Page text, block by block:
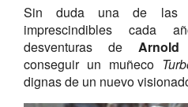
Sin duda una de las
imprescindibles cada
desventuras de Arnold
conseguir un muñeco
dignas de un nuevo